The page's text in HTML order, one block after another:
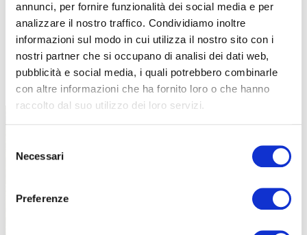
annunci, per fornire funzionalità dei social media e per
analizzare il nostro traffico. Condividiamo inoltre
informazioni sul modo in cui utilizza il nostro sito con i
nostri partner che si occupano di analisi dei dati web,
pubblicità e social media, i quali potrebbero combinarle
con altre informazioni che ha fornito loro o che hanno
raccolto dal suo utilizzo dei loro servizi.
delNecessari
Preferenze
TUTTE LE CATEGORIE DEL MAGAZINE